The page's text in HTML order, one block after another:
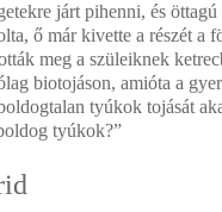
járt pihenni, és öttagú
ő már kivette a részét a
meg a szüleiknek
biotojáson, amióta a
tyúkok tojását
tyúkok?”